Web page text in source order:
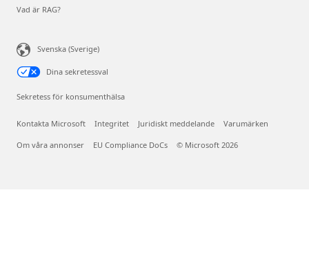
Vad är RAG?
Svenska (Sverige)
Dina sekretessval
Sekretess för konsumenthälsa
Kontakta Microsoft Integritet Juridiskt meddelande Varumärken
Om våra annonser EU Compliance DoCs © Microsoft 2026